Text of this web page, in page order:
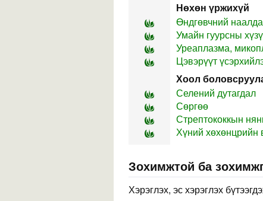
Нөхөн үржихүй
Өндгөвчний
Умайн гуурсны
Уреаплазма,
Цэвэрүүт
Хоол
Селений дутагдал
Сөргөө
Стрептококкын
Хүний хөхөнцрийн
Зохимжтой ба
Хэрэглэх, эс хэрэглэх